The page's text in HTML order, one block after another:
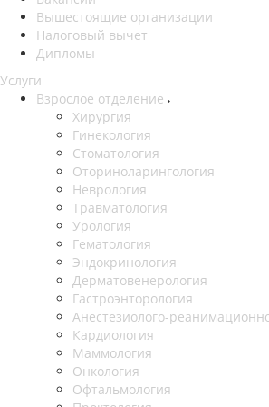
Вышестоящие организации
Налоговый вычет
Дипломы
Услуги
Взрослое отделение
Хирургия
Гинекология
Стоматология
Оториноларингология
Неврология
Травматология
Урология
Гематология
Эндокринология
Дерматовенерология
Гастроэнторология
Анестезиолого-
Кардиология
Маммология
Онкология
Офтальмология